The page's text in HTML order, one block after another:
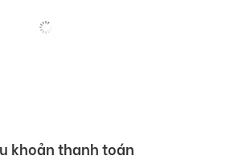
khoản thanh toán